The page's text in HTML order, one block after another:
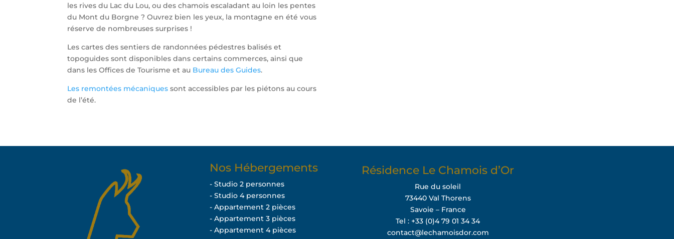
les rives du Lac du Lou, ou des chamois escaladant au loin les pentes
du Mont du Borgne ? Ouvrez bien les yeux, la montagne en été vous
réserve de nombreuses surprises !
Les cartes des sentiers de randonnées pédestres balisés et
topoguides sont disponibles dans certains commerces, ainsi que
dans les Offices de Tourisme et au Bureau des Guides.
Les remontées mécaniquessont accessibles par les piétons au cours
de l’été.
Nos Hébergements
- Studio 2 personnes
- Studio 4 personnes
- Appartement 2 pièces
- Appartement 3 pièces
- Appartement 4 pièces
Résidence Le Chamois d’Or
Rue du soleil
73440 Val Thorens
Savoie – France
Tel : +33 (0)4 79 01 34 34
contact@lechamoisdor.com